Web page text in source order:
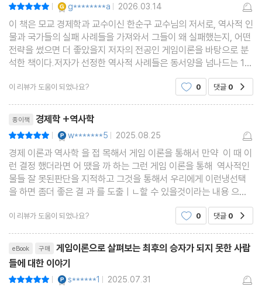
| 제13장 | 고르바초프와 ‘또라이 전략’
“착한 사람이 실패하지 않으려면 어떤 전략을 써야 할까?”
| g********a | 2026.03.14
이 책은 모교 경제학과 교수이신 한순구 교수님의 저서로, 역사적 인
물과 국가들의 실패 사례들을 가져와서 그들이 왜 실패했는지, 어떤
전략을 썼으면 더 좋았을지 저자의 전공인 게임이론을 바탕으로 분
석한 책이다.저자가 선정한 역사적 사례들은 동서양을 넘나드는 13
개의 사례이다. 시작은 초한지의 항우와 한신에 대한 이야기로 시작
하여, 로마의 멸망, 당태종의 후계 결정, 한반
이 리뷰가 도움이 되었나요? 0 댓글 0
종이책 경제학 +역사학
| w*******5 | 2025.08.25
경제 이론과 역사학 을 접 목해서 게임 이론을 통해서 만약 이 때 이
런 결정 했더라면 어 땠을 까 하는 그런 게임 이론을 통해 역사적인
물들 잘 못된판단을 지적하고 그것을 통해서 우리에게 이런냉선택
을 하면 좀더 좋은 결 과 를 도출ㅣㄴ할 수 있을것이라는 내용 으로
너무 흥미 롭고 공감 가는 내용들이 많았 다 특히 항 우와 유방편과
일본의 도쿠가와 이에야스 편 그리고 나폴
이 리뷰가 도움이 되었나요? 0 댓글 0
eBook 구매
게임이론으로 살펴보는 최후의 승자가 되지 못한 사람
들에 대한 이야기
| s******1 | 2025.07.31